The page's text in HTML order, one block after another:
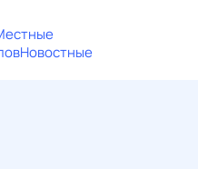
Новостные